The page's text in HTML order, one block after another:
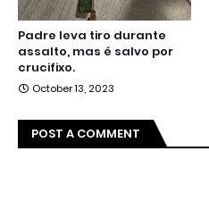
Padre leva tiro durante
assalto, mas é salvo por
crucifixo.
October 13, 2023
POST A COMMENT